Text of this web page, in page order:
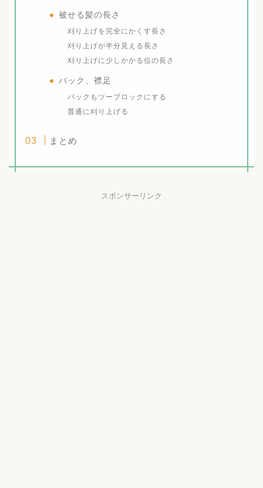
被せる髪の長さ
刈り上げを完全にかくす長さ
刈り上げが半分見える長さ
刈り上げに少しかかる位の長さ
バック、襟足
バックもツーブロックにする
普通に刈り上げる
まとめ
スポンサーリンク